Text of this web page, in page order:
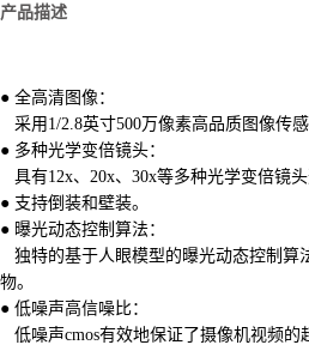
产品描述
● 全高清图像：
采用1/2.8英寸500万像素高品质图像传
● 多种光学变倍镜头：
具有12x、20x、30x等多种光学变倍镜
● 支持倒装和壁装。
● 曝光动态控制算法：
独特的基于人眼模型的曝光动态控制算
物。
● 低噪声高信噪比：
低噪声cmos有效地保证了摄像机视频